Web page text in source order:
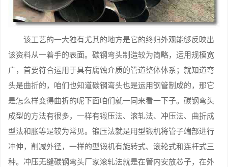
该工艺的一大独有尤其的地方是它的终归外观能够反映出
该资料从一着手的表面。碳钢弯头制造较为简略，运用规模宽
广，首要符合运用于具有腐蚀介质的管道整体体系；就知道弯
头是曲折的，咱们也知道碳钢弯头也是运用钢管制成的，那它
是怎么样变得曲折的呢下面咱们就一同来看一下子。碳钢弯头
成型的方法有很多，一样有锻压法、滚轧法、冲压法、曲折成
型法和胀等是较为常见。锻压法就是用型锻机将管子端部进行
冲伸，削减外径，一样的型锻机有旋转式、滚轮式和连杆式三
种。冲压无缝碳钢弯头厂家滚轧法就是在管内安放芯子，在外